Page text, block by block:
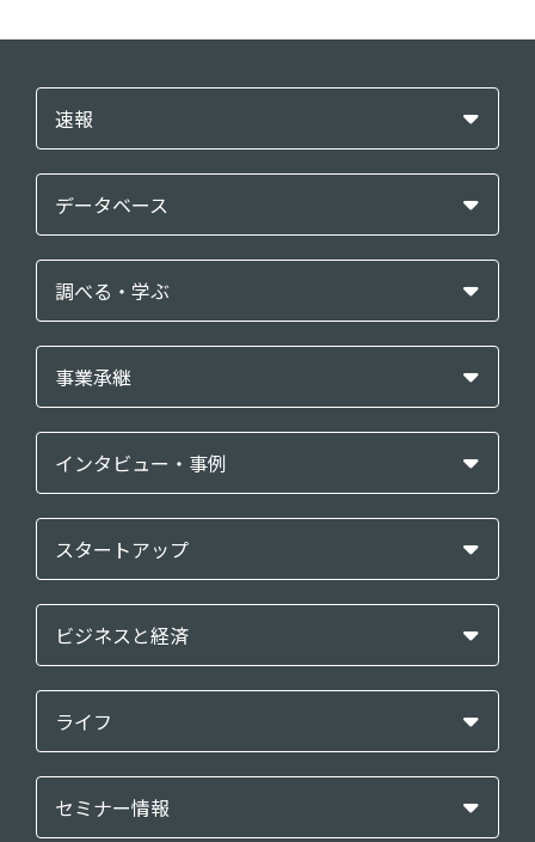
速報
データベース
調べる・学ぶ
事業承継
インタビュー・事例
スタートアップ
ビジネスと経済
ライフ
セミナー情報